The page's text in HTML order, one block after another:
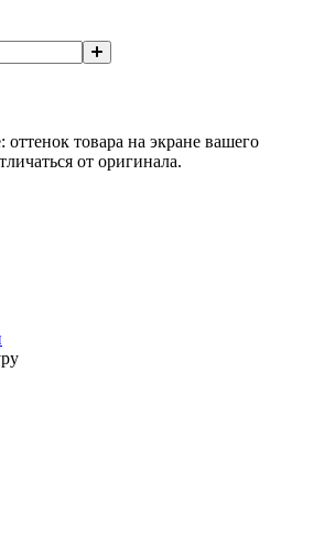
товара на экране вашего
от оригинала.